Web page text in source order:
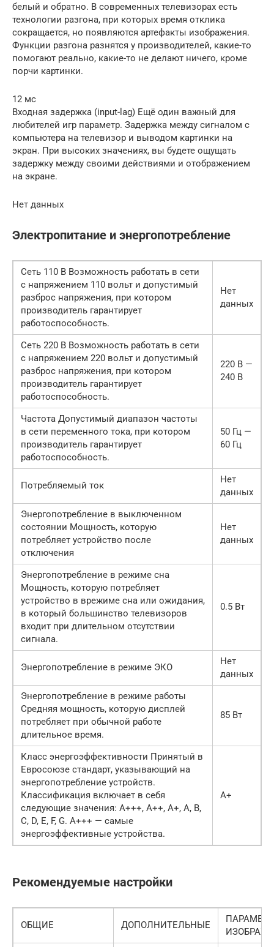
белый и обратно. В современных телевизорах есть
технологии разгона, при которых время отклика
сокращается, но появляются артефакты изображения.
Функции разгона разнятся у производителей, какие-то
помогают реально, какие-то не делают ничего, кроме
порчи картинки.
12 мс
Входная задержка (input-lag) Ещё один важный для
любителей игр параметр. Задержка между сигналом с
компьютера на телевизор и выводом картинки на
экран. При высоких значениях, вы будете ощущать
задержку между своими действиями и отображением
на экране.
Нет данных
Электропитание и энергопотребление
Сеть 110 В Возможность работать в сети
с напряжением 110 вольт и допустимый
разброс напряжения, при котором
производитель гарантирует
работоспособность.
Нет
данных
Сеть 220 В Возможность работать в сети
с напряжением 220 вольт и допустимый
разброс напряжения, при котором
производитель гарантирует
работоспособность.
220 В —
240 В
Частота Допустимый диапазон частоты
в сети переменного тока, при котором
производитель гарантирует
работоспособность.
50 Гц —
60 Гц
Потребляемый ток
Нет
данных
Энергопотребление в выключенном
состоянии Мощность, которую
потребляет устройство после
отключения
Нет
данных
Энергопотребление в режиме сна
Мощность, которую потребляет
устройство в врежиме сна или ожидания,
в который большинство телевизоров
входит при длительном отсутствии
сигнала.
0.5 Вт
Энергопотребление в режиме ЭКО
Нет
данных
Энергопотребление в режиме работы
Средняя мощность, которую дисплей
потребляет при обычной работе
длительное время.
85 Вт
Класс энергоэффективности Принятый в
Евросоюзе стандарт, указывающий на
энергопотребление устройств.
Классификация включает в себя
следующие значения: A+++, A++, A+, A, B,
C, D, E, F, G. A+++ — самые
энергоэффективные устройства.
A+
Рекомендуемые настройки
ОБЩИЕ ДОПОЛНИТЕЛЬНЫЕ